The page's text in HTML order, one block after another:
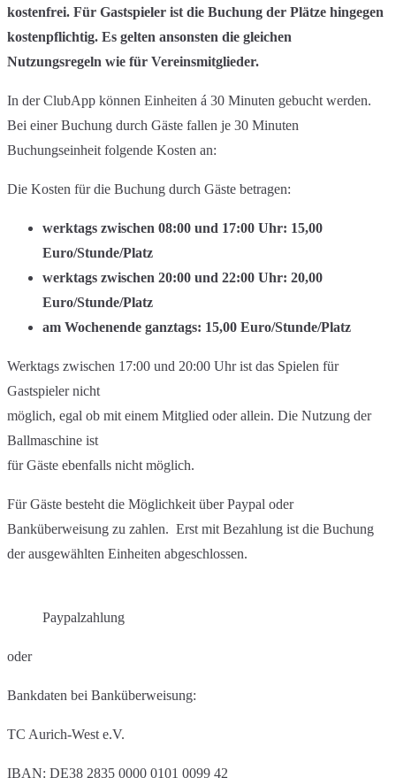
kostenfrei. Für Gastspieler ist die Buchung der Plätze hingegen
kostenpflichtig. Es gelten ansonsten die gleichen
Nutzungsregeln wie für Vereinsmitglieder.
In der ClubApp können Einheiten á 30 Minuten gebucht werden.
Bei einer Buchung durch Gäste fallen je 30 Minuten
Buchungseinheit folgende Kosten an:
Die Kosten für die Buchung durch Gäste betragen:
werktags zwischen 08:00 und 17:00 Uhr: 15,00
Euro/Stunde/Platz
werktags zwischen 20:00 und 22:00 Uhr: 20,00
Euro/Stunde/Platz
am Wochenende ganztags: 15,00 Euro/Stunde/Platz
Werktags zwischen 17:00 und 20:00 Uhr ist das Spielen für
Gastspieler nicht
möglich, egal ob mit einem Mitglied oder allein. Die Nutzung der
Ballmaschine ist
für Gäste ebenfalls nicht möglich.
Für Gäste besteht die Möglichkeit über Paypal oder
Banküberweisung zu zahlen. Erst mit Bezahlung ist die Buchung
der ausgewählten Einheiten abgeschlossen.
Paypalzahlung
oder
Bankdaten bei Banküberweisung:
TC Aurich-West e.V.
IBAN: DE38 2835 0000 0101 0099 42